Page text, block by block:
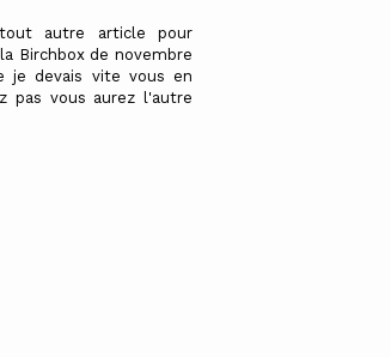
autre article pour
Birchbox de novembre
devais vite vous en
pas vous aurez l'autre